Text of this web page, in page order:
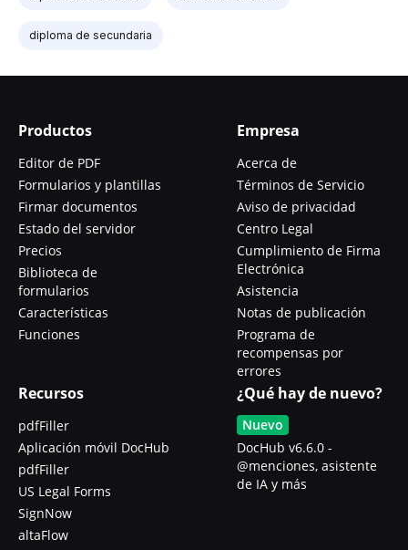
diploma de secundaria
Productos
Editor de PDF
Formularios y plantillas
Firmar documentos
Estado del servidor
Precios
Biblioteca de
formularios
Características
Funciones
Empresa
Acerca de
Términos de Servicio
Aviso de privacidad
Centro Legal
Cumplimiento de Firma
Electrónica
Asistencia
Notas de publicación
Programa de
recompensas por
errores
Recursos
pdfFiller
Aplicación móvil DocHub
pdfFiller
US Legal Forms
SignNow
altaFlow
¿Qué hay de nuevo?
Nuevo
DocHub v6.6.0 -
@menciones, asistente
de IA y más